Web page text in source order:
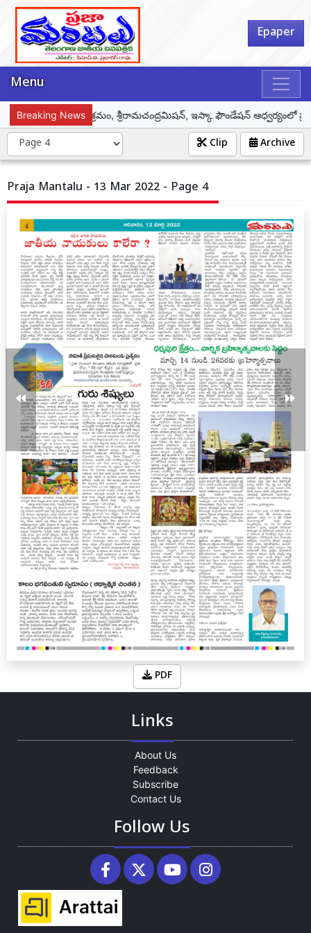
Epaper
Menu
Breaking News
ఫుల్నెస్, కన్హా ఆశ్రమం, శ్రీరామచంద్రమిషన్, ఇస్కా ఫౌండేషన్ ఆధ్వర్యంలో
Archive
Clip
Praja Mantalu - 13 Mar 2022 - Page 4
PDF
Links
About Us
Feedback
Subscribe
Contact Us
Follow Us